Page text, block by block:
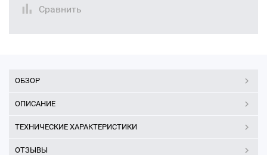
Сравнить
ОБЗОР
ОПИСАНИЕ
ТЕХНИЧЕСКИЕ ХАРАКТЕРИСТИКИ
ОТЗЫВЫ